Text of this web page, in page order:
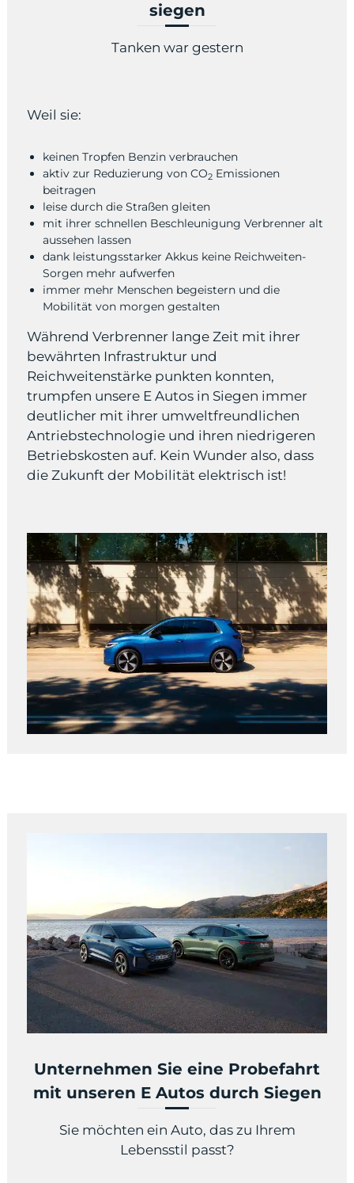
siegen
Tanken war gestern
Weil sie:
keinen Tropfen Benzin verbrauchen
aktiv zur Reduzierung von CO2Emissionen
beitragen
leise durch die Straßen gleiten
mit ihrer schnellen Beschleunigung Verbrenner alt
aussehen lassen
dank leistungsstarker Akkus keine Reichweiten-
Sorgen mehr aufwerfen
immer mehr Menschen begeistern und die
Mobilität von morgen gestalten
Während Verbrenner lange Zeit mit ihrer
bewährten Infrastruktur und
Reichweitenstärke punkten konnten,
trumpfen unsere E Autos in Siegen immer
deutlicher mit ihrer umweltfreundlichen
Antriebstechnologie und ihren niedrigeren
Betriebskosten auf. Kein Wunder also, dass
die Zukunft der Mobilität elektrisch ist!
Unternehmen Sie eine Probefahrt
mit unseren E Autos durch Siegen
Sie möchten ein Auto, das zu Ihrem
Lebensstil passt?